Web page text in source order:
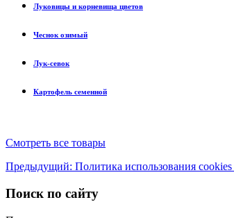
Луковицы и корневища цветов
Чеснок озимый
Лук-севок
Картофель семенной
Смотреть все товары
Предыдущий: Политика использования cookies
Поиск по сайту